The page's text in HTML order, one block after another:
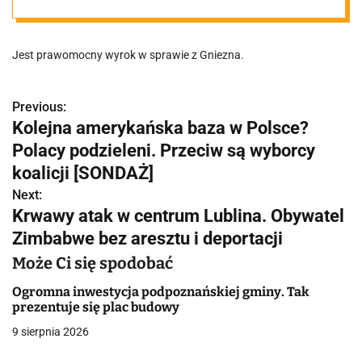
Jest prawomocny wyrok w sprawie z Gniezna.
N
a
w
i
g
a
c
j
Previous:
Kolejna amerykańska baza w Polsce?
Polacy podzieleni. Przeciw są wyborcy
koalicji [SONDAŻ]
Next:
Krwawy atak w centrum Lublina. Obywatel
Zimbabwe bez aresztu i deportacji
Może Ci się spodobać
Ogromna inwestycja podpoznańskiej gminy. Tak
prezentuje się plac budowy
9 sierpnia 2026